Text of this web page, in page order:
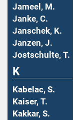
Jameel, M.
Janke, C.
Janschek, K.
Janzen, J.
Jostschulte, T.
K
Kabelac, S.
Kaiser, T.
Kakkar, S.